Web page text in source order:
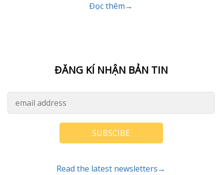
Đọc thêm→
ĐĂNG KÍ NHẬN BẢN TIN
SUBSCIBE
Read the latest newsletters→